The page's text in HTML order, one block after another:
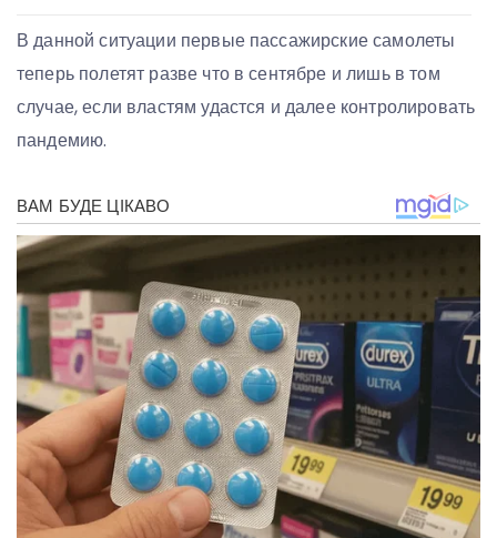
В данной ситуации первые пассажирские самолеты
теперь полетят разве что в сентябре и лишь в том
случае, если властям удастся и далее контролировать
пандемию.